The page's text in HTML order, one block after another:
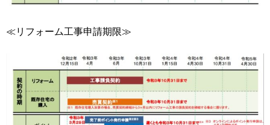
≪リフォーム工事申請期限≫